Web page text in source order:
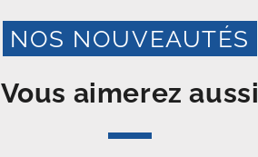
NOS NOUVEAUTÉS
Vous aimerez aussi